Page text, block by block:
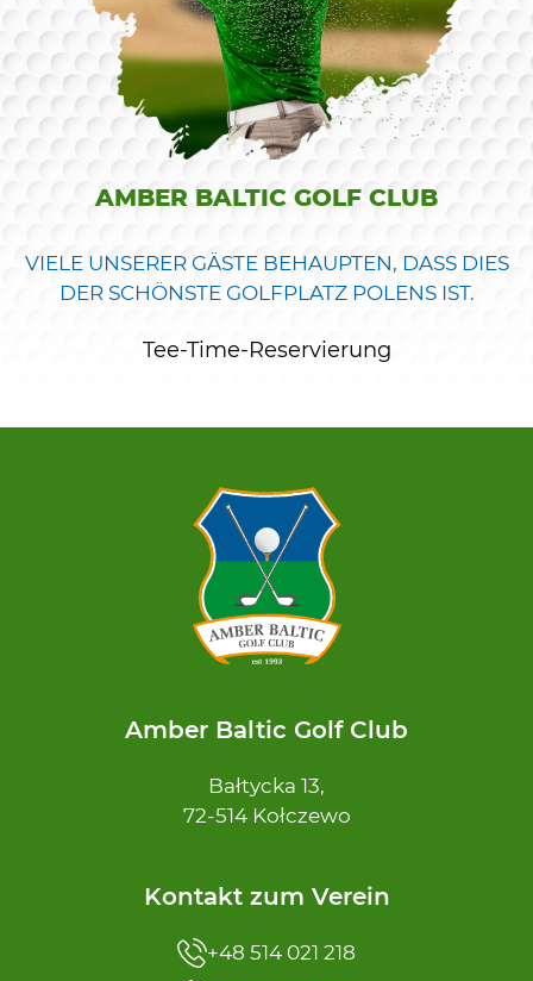
AMBER BALTIC GOLF CLUB
VIELE UNSERER GÄSTE BEHAUPTEN, DASS DIES
DER SCHÖNSTE GOLFPLATZ POLENS IST.
Tee-Time-Reservierung
Amber Baltic Golf Club
Bałtycka 13,
72-514 Kołczewo
Kontakt zum Verein
+48 514 021 218